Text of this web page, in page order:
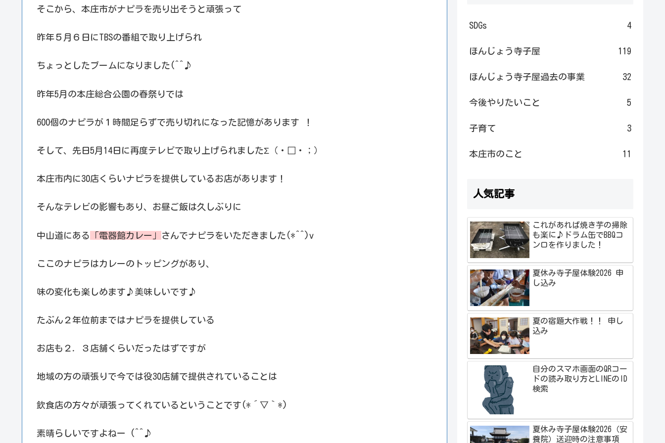
そこから、本庄市がナピラを売り出そうと頑張って
昨年５月６日にTBSの番組で取り上げられ
ちょっとしたブームになりました(^^♪
昨年5月の本庄総合公園の春祭りでは
600個のナピラが１時間足らずで売り切れになった記憶があります ！
そして、先日5月14日に再度テレビで取り上げられましたΣ（・□・；）
本庄市内に30店くらいナピラを提供しているお店があります！
そんなテレビの影響もあり、お昼ご飯は久しぶりに
中山道にある 「電器館カレー」 さんでナピラをいただきました(*^^)v
ここのナピラはカレーのトッピングがあり、
味の変化も楽しめます♪美味しいです♪
たぶん２年位前まではナピラを提供している
お店も２．３店舗くらいだったはずですが
地域の方の頑張りで今では役30店舗で提供されていることは
飲食店の方々が頑張ってくれているということです(*´▽｀*)
素晴らしいですよねー (^^♪
SDGs 4
ほんじょう寺子屋 119
ほんじょう寺子屋過去の事業 32
今後やりたいこと 5
子育て 3
本庄市のこと 11
人気記事
これがあれば焼き芋の掃除
も楽に♪ドラム缶でBBQコ
ンロを作りました！
夏休み寺子屋体験2026 申
し込み
夏の宿題大作戦！！ 申し
込み
自分のスマホ画面のQRコー
ドの読み取り方とLINEのID
検索
夏休み寺子屋体験2026（安
養院）送迎時の注意事項